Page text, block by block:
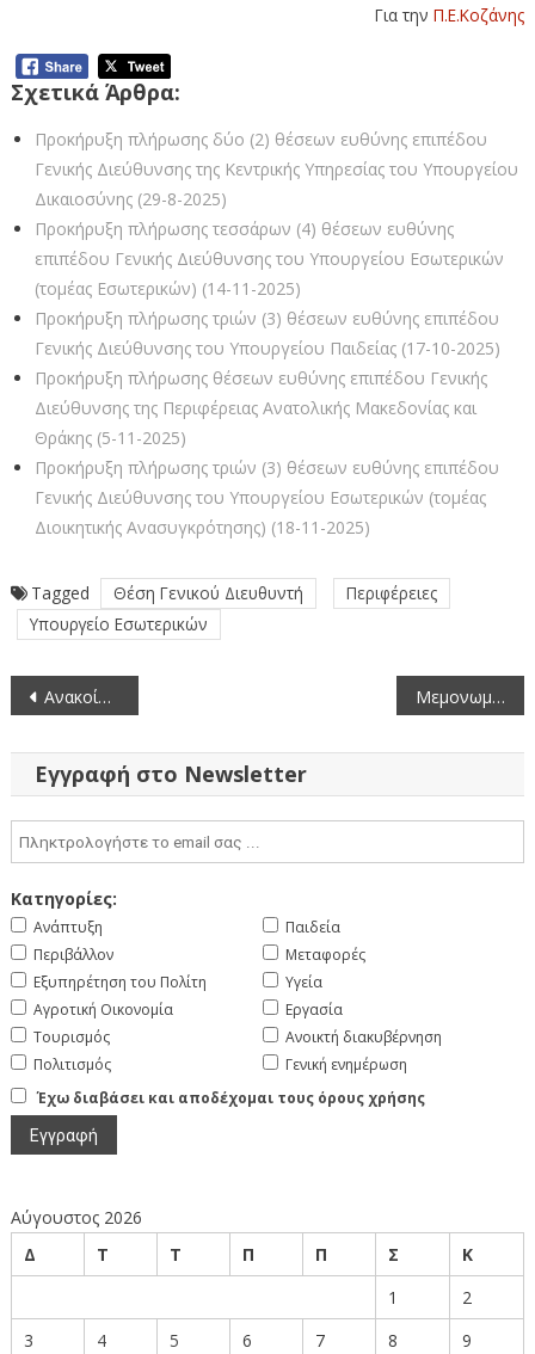
Για τηνΠ.Ε.Κοζάνης
Σχετικά Άρθρα:
Προκήρυξη πλήρωσης δύο (2) θέσεων ευθύνης επιπέδου
Γενικής Διεύθυνσης της Κεντρικής Υπηρεσίας του Υπουργείου
Δικαιοσύνης (29-8-2025)
Προκήρυξη πλήρωσης τεσσάρων (4) θέσεων ευθύνης
επιπέδου Γενικής Διεύθυνσης του Υπουργείου Εσωτερικών
(τομέας Εσωτερικών) (14-11-2025)
Προκήρυξη πλήρωσης τριών (3) θέσεων ευθύνης επιπέδου
Γενικής Διεύθυνσης του Υπουργείου Παιδείας (17-10-2025)
Προκήρυξη πλήρωσης θέσεων ευθύνης επιπέδου Γενικής
Διεύθυνσης της Περιφέρειας Ανατολικής Μακεδονίας και
Θράκης (5-11-2025)
Προκήρυξη πλήρωσης τριών (3) θέσεων ευθύνης επιπέδου
Γενικής Διεύθυνσης του Υπουργείου Εσωτερικών (τομέας
Διοικητικής Ανασυγκρότησης) (18-11-2025)
Tagged Θέση Γενικού Διευθυντή
Περιφέρειες
Υπουργείο Εσωτερικών
Πλοήγηση
άρθρων
Ανακοίνωση Πρόσκλησης Εκδήλωσης Ενδιαφέροντος για απόσπαση δυο (2) υπαλλήλων με σχέση εργασίας Ι.Δ.Α.Χ. στη Μονάδα Διοικητικής και Οικονομικής Οργάνωσης της Εθνικής Επιτροπής για τα Δικαιώματα του Ανθρώπου-ΕΕΔΑ Μεμονωμένες διαδρομές ΠΕ Κοζάνης σχολικής χρονιάς 2022-2023
Εγγραφή στο Newsletter
Κατηγορίες:
Ανάπτυξη
Περιβάλλον
Εξυπηρέτηση του Πολίτη
Αγροτική Οικονομία
Τουρισμός
Πολιτισμός
Παιδεία
Μεταφορές
Υγεία
Εργασία
Ανοικτή διακυβέρνηση
Γενική ενημέρωση
Έχω διαβάσει και αποδέχομαι τους όρους χρήσης
Αύγουστος 2026
Δ
Τ Τ Π Π Σ
Κ
1
2
3
4 5 6 7 8
9